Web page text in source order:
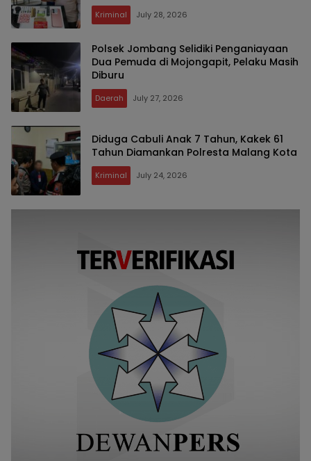
Kriminal July 28, 2026
Polsek Jombang Selidiki Penganiayaan
Dua Pemuda di Mojongapit, Pelaku Masih
Diburu
Daerah July 27, 2026
Diduga Cabuli Anak 7 Tahun, Kakek 61
Tahun Diamankan Polresta Malang Kota
Kriminal July 24, 2026